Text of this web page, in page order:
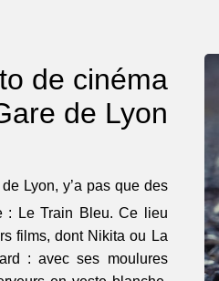
de cinéma
de Lyon
Lyon, y’a pas que des
: Le Train Bleu. Ce lieu
films, dont Nikita ou La
: avec ses moulures